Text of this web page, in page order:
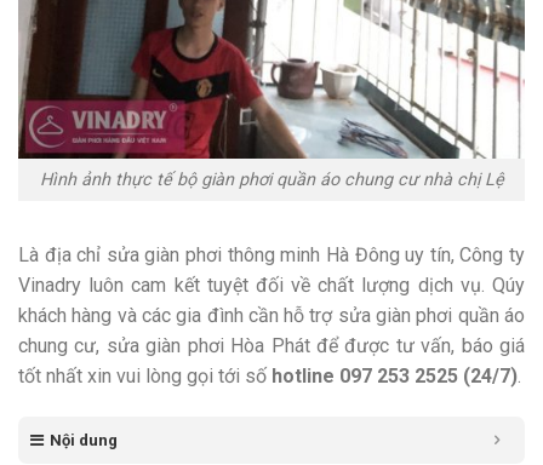
Hình ảnh thực tế bộ giàn phơi quần áo chung cư nhà chị Lệ
Là địa chỉ sửa giàn phơi thông minh Hà Đông uy tín, Công ty
Vinadry luôn cam kết tuyệt đối về chất lượng dịch vụ. Qúy
khách hàng và các gia đình cần hỗ trợ sửa giàn phơi quần áo
chung cư, sửa giàn phơi Hòa Phát để được tư vấn, báo giá
tốt nhất xin vui lòng gọi tới số hotline 097 253 2525 (24/7).
Nội dung